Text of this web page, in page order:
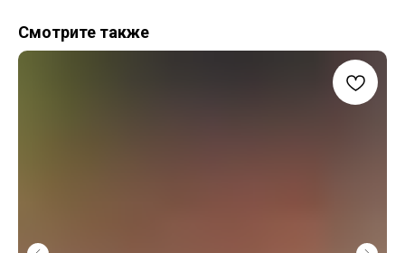
Смотрите также